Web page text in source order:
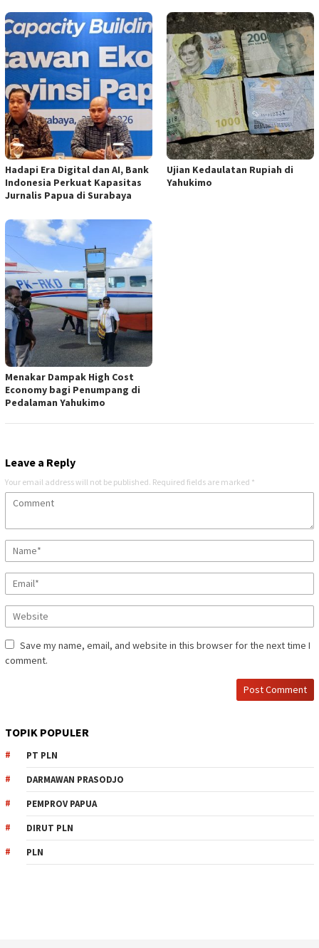
Hadapi Era Digital dan AI, Bank
Indonesia Perkuat Kapasitas
Jurnalis Papua di Surabaya
Ujian Kedaulatan Rupiah di
Yahukimo
Menakar Dampak High Cost
Economy bagi Penumpang di
Pedalaman Yahukimo
Leave a Reply
Your email address will not be published. Required fields are marked *
Save my name, email, and website in this browser for the next time I
comment.
TOPIK POPULER
PT PLN
DARMAWAN PRASODJO
PEMPROV PAPUA
DIRUT PLN
PLN